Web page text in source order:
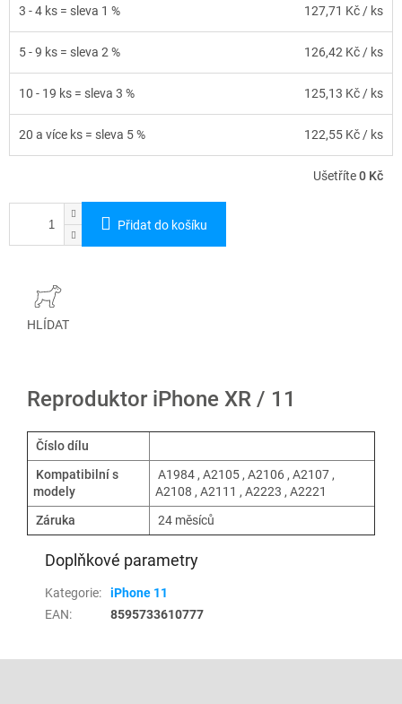
3 - 4 ks = sleva 1 % 127,71 Kč/ ks
5 - 9 ks = sleva 2 % 126,42 Kč/ ks
10 - 19 ks = sleva 3 % 125,13 Kč/ ks
20 a více ks = sleva 5 % 122,55 Kč/ ks
Ušetříte0 Kč
Přidat do košíku
HLÍDAT
Reproduktor iPhone XR / 11
Číslo dílu
Kompatibilní s
modely
A1984 , A2105 , A2106 , A2107 ,
A2108 , A2111 , A2223 , A2221
Záruka
24 měsíců
Doplňkové parametry
Kategorie:
iPhone 11
EAN: 8595733610777